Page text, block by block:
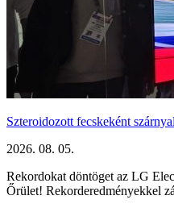
Szteroidozott fecskeként
2026. 08. 05.
Rekordokat döntöget az LG
Őrület! Rekorderedményekkel